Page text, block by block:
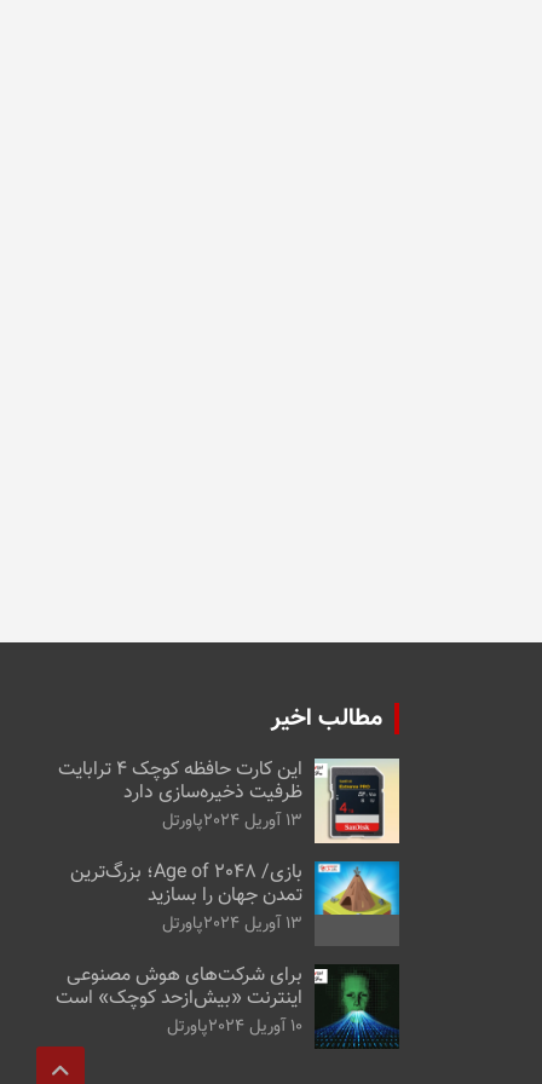
مطالب اخیر
این کارت حافظه کوچک ۴ ترابایت
ظرفیت ذخیره‌سازی دارد
13 آوریل 2024 پاورتل
بازی/ Age of 2048؛ بزرگ‌ترین
تمدن جهان را بسازید
13 آوریل 2024 پاورتل
برای شرکت‌های هوش مصنوعی
اینترنت «بیش‌از‌حد کوچک» است
10 آوریل 2024 پاورتل